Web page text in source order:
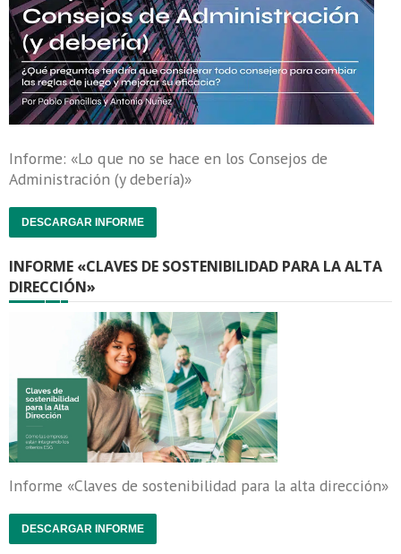
Informe: «Lo que no se hace en los Consejos de
Administración (y debería)»
DESCARGAR INFORME
INFORME «CLAVES DE SOSTENIBILIDAD PARA LA ALTA
DIRECCIÓN»
Informe «Claves de sostenibilidad para la alta dirección»
DESCARGAR INFORME